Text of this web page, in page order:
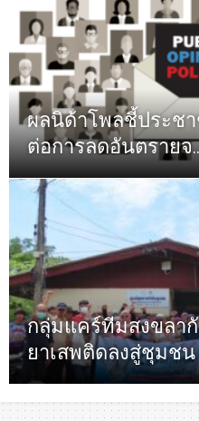
ผลนิด้าโพลชี้ประช
ต่อการลดอันตรายจ
กลุ่มแคร์ทีมสงขลา
ยาเสพติดลงสู่ชุมชน